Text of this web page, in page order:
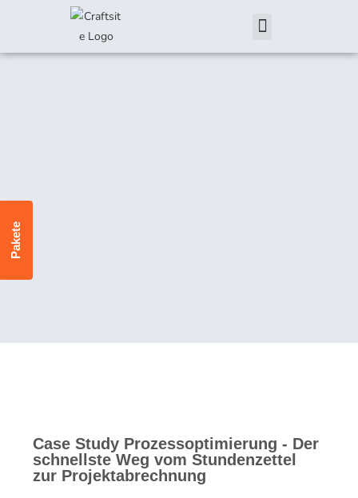
Case Study Prozessoptimierung - Der
schnellste Weg vom Stundenzettel
zur Projektabrechnung
Pakete